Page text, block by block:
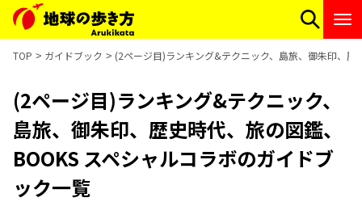
TOP ガイドブック (2ページ目)ランキング&テクニック、島旅、御朱印、
(2ページ目)ランキング&テクニック、
島旅、御朱印、歴史時代、旅の図鑑、
BOOKS スペシャルコラボのガイドブ
ック一覧